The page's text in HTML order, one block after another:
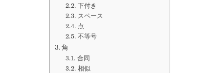
下付き
スペース
点
不等号
角
合同
相似